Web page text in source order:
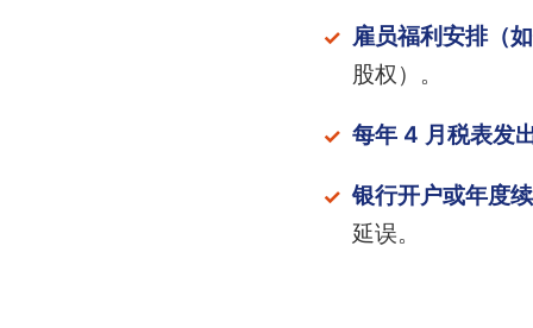
雇员福利安排（
股权）。
每年 4 月税表发
银行开户或年度
延误。